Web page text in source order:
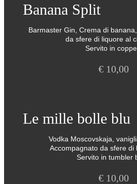
Banana Split
Barmaster Gin, Crema di
da sfere di liquore al
Servito in
€ 10,00
Le mille bolle blu
Vodka Moscovskaja,
Accompagnato da sfere di
Servito in tumbler
€ 10,00